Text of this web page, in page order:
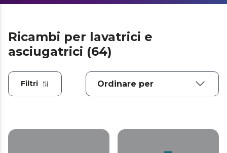
Ricambi per lavatrici e
asciugatrici (64)
Filtri